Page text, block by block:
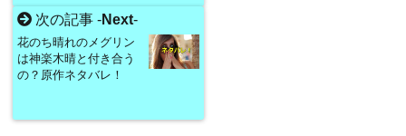
次の記事 -Next-
花のち晴れのメグリン
は神楽木晴と付き合う
の？原作ネタバレ！